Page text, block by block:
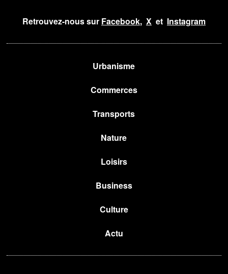
Retrouvez-nous sur Facebook, Xet Instagram
Urbanisme
Commerces
Transports
Nature
Loisirs
Business
Culture
Actu